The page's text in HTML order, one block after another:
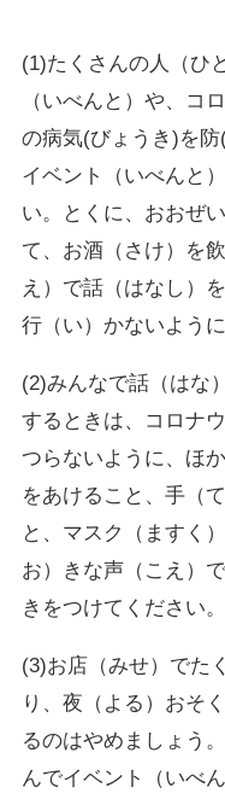
(1)たくさんの人（ひ
（いべんと）や、コ
の病気(びょうき)を
イベント（いべんと
い。とくに、おおぜ
て、お酒（さけ）を
え）で話（はなし）
行（い）かないよう
(2)みんなで話（はな
するときは、コロナ
つらないように、ほ
をあけること、手（
と、マスク（ますく
お）きな声（こえ）
きをつけてください。
(3)お店（みせ）でた
り、夜（よる）おそ
るのはやめましょう
んでイベント（いべ